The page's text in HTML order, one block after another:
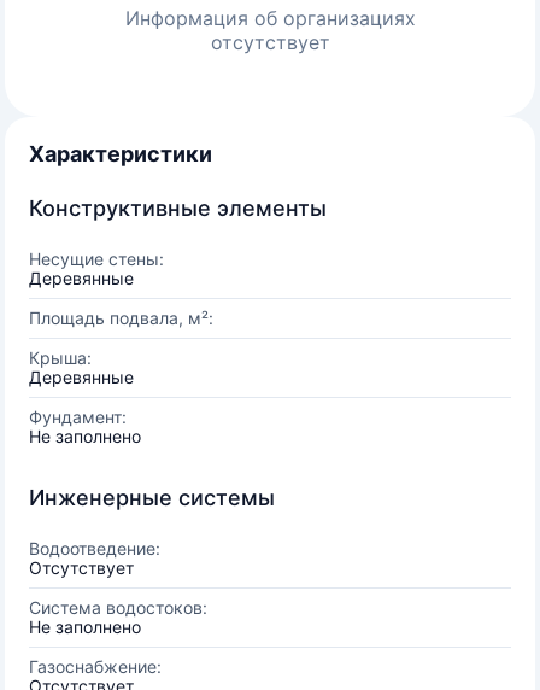
Информация об организациях
отсутствует
Характеристики
Конструктивные элементы
Несущие стены:
Деревянные
Площадь подвала, м²:
Крыша:
Деревянные
Фундамент:
Не заполнено
Инженерные системы
Водоотведение:
Отсутствует
Система водостоков:
Не заполнено
Газоснабжение:
Отсутствует